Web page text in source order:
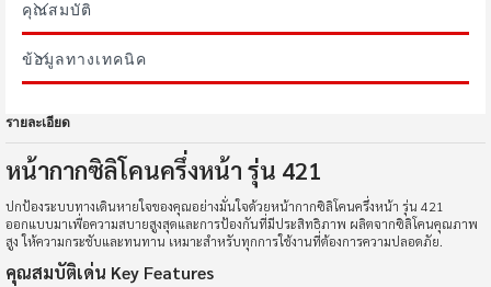
คุณสมบัติ
ข้อมูลทางเทคนิค
รายละเอียด
หน้ากากซิลิโคนครึ่งหน้า รุ่น 421
ปกป้องระบบทางเดินหายใจของคุณอย่างมั่นใจด้วยหน้ากากซิลิโคนครึ่งหน้า รุ่น 421
ออกแบบมาเพื่อความสบายสูงสุดและการป้องกันที่มีประสิทธิภาพ ผลิตจากซิลิโคนคุณภาพ
สูง ให้ความกระชับและทนทาน เหมาะสำหรับทุกการใช้งานที่ต้องการความปลอดภัย.
คุณสมบัติเด่น Key Features